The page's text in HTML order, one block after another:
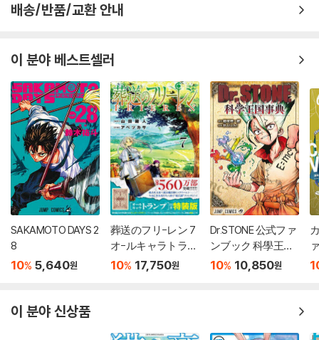
배송/반품/교환 안내
이 분야 베스트셀러
SAKAMOTO DAYS 2
8
10% 5,640원
葬送のフリ-レン 7
オ-ルキャラトラン
プ付き特裝版
10% 17,750원
Dr.STONE 公式ファ
ンブック 科學王國
事典
10% 10,850원
이 분야 신상품